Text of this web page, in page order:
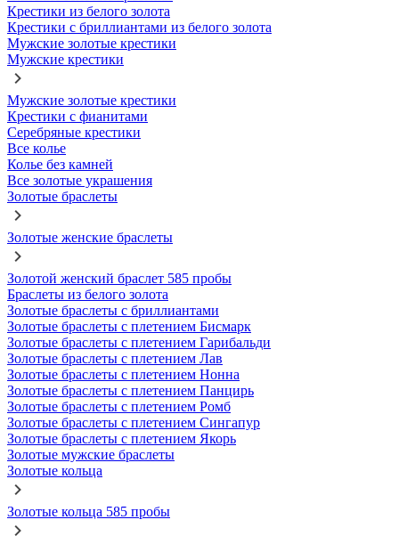
Крестики из белого золота
Крестики с бриллиантами из белого золота
Мужские золотые крестики
Мужские крестики
Мужские золотые крестики
Крестики с фианитами
Серебряные крестики
Все колье
Колье без камней
Все золотые украшения
Золотые браслеты
Золотые женские браслеты
Золотой женский браслет 585 пробы
Браслеты из белого золота
Золотые браслеты с бриллиантами
Золотые браслеты с плетением Бисмарк
Золотые браслеты с плетением Гарибальди
Золотые браслеты с плетением Лав
Золотые браслеты с плетением Нонна
Золотые браслеты с плетением Панцирь
Золотые браслеты с плетением Ромб
Золотые браслеты с плетением Сингапур
Золотые браслеты с плетением Якорь
Золотые мужские браслеты
Золотые кольца
Золотые кольца 585 пробы